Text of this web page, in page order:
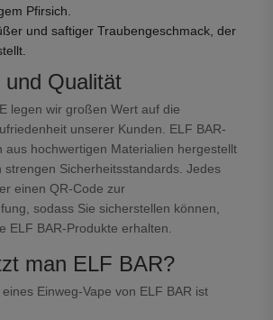
Pfirsich.
und saftiger Traubengeschmack, der
und Qualität
legen wir großen Wert auf die
unserer Kunden. ELF BAR-
aus hochwertigen Materialien hergestellt
strengen Sicherheitsstandards. Jedes
einen QR-Code zur
sodass Sie sicherstellen können,
ELF BAR-Produkte erhalten.
man ELF BAR?
Einweg-Vape von ELF BAR ist